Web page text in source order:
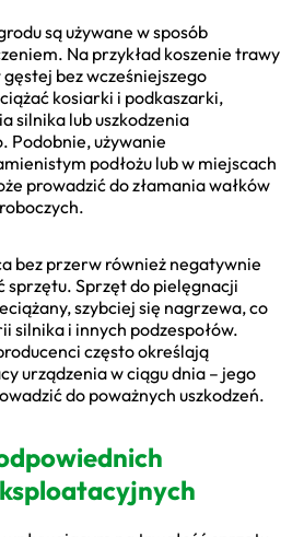
są używane w sposób
Na przykład koszenie trawy
bez wcześniejszego
kosiarki i podkaszarki,
silnika lub uszkodzenia
Podobnie, używanie
podłożu lub w miejscach
prowadzić do złamania wałków
bez przerw również negatywnie
sprzętu. Sprzęt do pielęgnacji
szybciej się nagrzewa, co
silnika i innych podzespołów.
często określają
urządzenia w ciągu dnia – jego
do poważnych uszkodzeń.